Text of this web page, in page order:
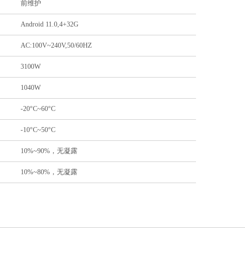
前维护
Android 11.0,4+32G
AC:100V~240V,50/60HZ
3100W
1040W
-20°C~60°C
-10°C~50°C
10%~90%，无凝露
10%~80%，无凝露